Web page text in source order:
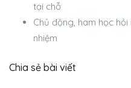
tại chỗ
Chủ động, ham học
nhiệm
Chia sẻ bài viết